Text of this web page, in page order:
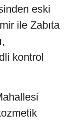
eski
ile Zabıta
kontrol